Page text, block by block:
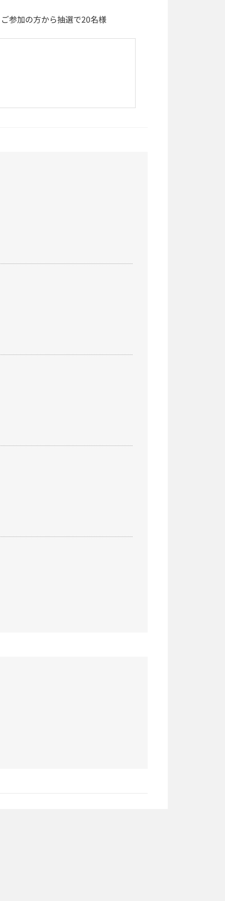
参加の方から抽選で20名様